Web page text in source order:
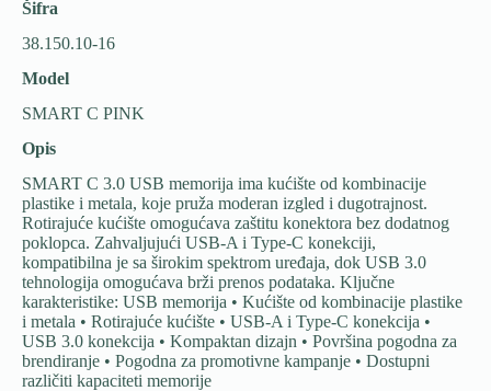
Šifra
38.150.10-16
Model
SMART C PINK
Opis
SMART C 3.0 USB memorija ima kućište od kombinacije
plastike i metala, koje pruža moderan izgled i dugotrajnost.
Rotirajuće kućište omogućava zaštitu konektora bez dodatnog
poklopca. Zahvaljujući USB-A i Type-C konekciji,
kompatibilna je sa širokim spektrom uređaja, dok USB 3.0
tehnologija omogućava brži prenos podataka. Ključne
karakteristike: USB memorija • Kućište od kombinacije plastike
i metala • Rotirajuće kućište • USB-A i Type-C konekcija •
USB 3.0 konekcija • Kompaktan dizajn • Površina pogodna za
brendiranje • Pogodna za promotivne kampanje • Dostupni
različiti kapaciteti memorije